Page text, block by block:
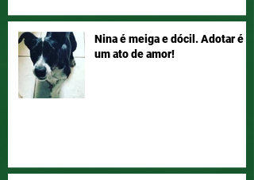
Nina é meiga e dócil. Adotar é
um ato de amor!